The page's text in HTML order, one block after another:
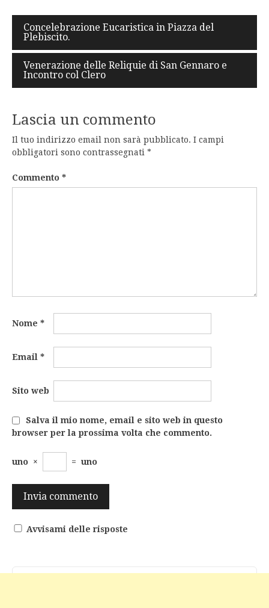
Navigazione
articoli
Concelebrazione Eucaristica in Piazza del
Plebiscito.
Venerazione delle Reliquie di San Gennaro e
Incontro col Clero
Lascia un commento
Il tuo indirizzo email non sarà pubblicato. I campi
obbligatori sono contrassegnati *
Commento *
Nome *
Email *
Sito web
Salva il mio nome, email e sito web in questo
browser per la prossima volta che commento.
uno × = uno
Avvisami delle risposte